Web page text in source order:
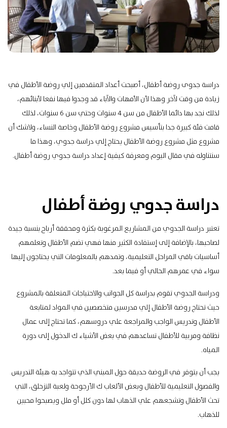
دراسة جدوى روضة أطفال، أصبحت أعداد المتقدمين إلي روضة الأطفال في
زيادة من وقت لآخر وهذا لأن الأمهات والآباء قد وجدوا فيها نفعا لأبنائهم،
لذلك نجد بها دائما الأطفال من سن 4 سنوات وحتي سن 6 سنوات، لذلك
قامت فئة كبيرة جدا بتأسيس مشروع روضة الأطفال وخاصة النساء، ولاشك أن
مشروع مثل مشروع روضة الأطفال يحتاج إلي دراسة جدوي، وهذا ما
سنتناوله في مقال اليوم ومعرفة كيفية إعداد دراسة جدوي روضة أطفال.
دراسة جدوي روضة أطفال
تعتبر دراسة الجدوي من المشاريع المرغوبة بكثرة ومحققة أرباح بنسبة جيدة
لصاحبها، بالإضافة إلى إستفادة الكثير منها فهي تضم الأطفال وتعلمهم
أساسيات باقي المراحل التعليمية، وتمدهم بالمعلومات التي يحتاجون إليها
سواء في عمرهم الحالي أو فيما بعد.
ودراسة الجدوي تقوم بدراسة كل الجوانب والاحتياجات المتعلقة بالمشروع
حيث تحتاج روضة الأطفال إلي مدرسين متخصصين في المواد لمتابعة
الأطفال وتدريس الواجب والمراجعة علي دروسهم، كما تحتاج إلى عمال
نظافة ومربية للأطفال تساعدهم في بعض الأشياء ك الدخول إلى دورة
المياه.
يجب أن يتوفر في الروضة حديقة حول المبني الذي تتواجد به هيئة التدريس
والفصول التعليمية للأطفال وبعض الألعاب ك الأرجوحة ولعبة التزحلق، التي
تحث الأطفال وتشجعهم علي الذهاب لها دون كلل أو ملل ويصبحوا محبين
للذهاب.